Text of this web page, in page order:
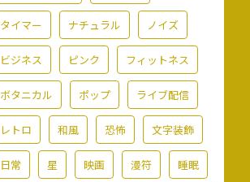
タイマー ナチュラル ノイズ
ビジネス ピンク フィットネス
ボタニカル ポップ ライブ配信
レトロ 和風 恐怖 文字装飾
日常 星 映画 漫符 睡眠